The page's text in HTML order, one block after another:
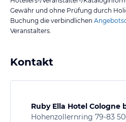
Gewähr und ohne Prüfung durch
Buchung die verbindlichen
Veranstalters.
Kontakt
Ruby Ella Hotel Cologne
Hohenzollernring 79-83